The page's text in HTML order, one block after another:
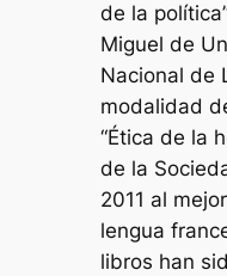
de la
Miguel de
Nacional de
modalidad
“Ética de la
de la
2011 al
lengua
libros han